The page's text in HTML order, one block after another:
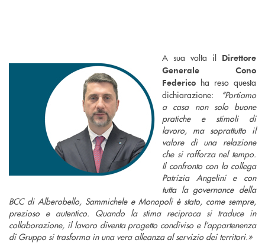
A sua volta il Direttore
Generale Cono
Federico ha reso questa
dichiarazione:
“Portiamo
a casa non solo buone
pratiche e stimoli di
lavoro, ma soprattutto il
valore di una relazione
che si rafforza nel tempo.
Il confronto con la collega
Patrizia Angelini e con
tutta la governance della
BCC di Alberobello, Sammichele e Monopoli è stato, come sempre,
prezioso e autentico. Quando la stima reciproca si traduce in
collaborazione, il lavoro diventa progetto condiviso e l’appartenenza
di Gruppo si trasforma in una vera alleanza al servizio dei territori.»